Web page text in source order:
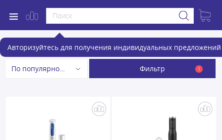
Авторизуйтесь для получения индивидуальных предложений
Блендеры
По популярности Фильтр 1